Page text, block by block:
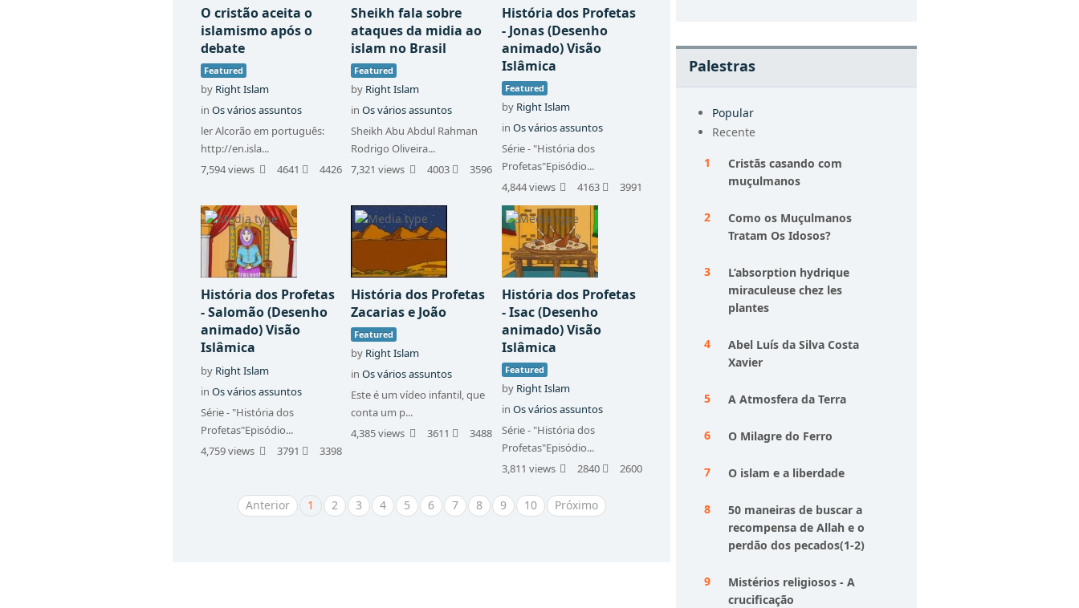
O cristão aceita o
islamismo após o
debate
Featured
by Right Islam
inOs vários assuntos
ler Alcorão em português:
http://en.isla...
4641
4426
7,594 views
Sheikh fala sobre
ataques da midia ao
islam no Brasil
Featured
by Right Islam
inOs vários assuntos
Sheikh Abu Abdul Rahman
Rodrigo Oliveira...
4003
3596
7,321 views
História dos Profetas
- Jonas (Desenho
animado) Visão
Islâmica
Featured
by Right Islam
in Os vários assuntos
Série - "História dos
Profetas"Episódio...
4163
3991
4,844 views
História dos Profetas
- Salomão (Desenho
animado) Visão
Islâmica
by Right Islam
inOs vários assuntos
Série - "História dos
Profetas"Episódio...
3791
3398
4,759 views
História dos Profetas
Zacarias e João
Featured
by Right Islam
inOs vários assuntos
Este é um vídeo infantil, que
conta um p...
3611
3488
4,385 views
História dos Profetas
- Isac (Desenho
animado) Visão
Islâmica
Featured
by Right Islam
in Os vários assuntos
Série - "História dos
Profetas"Episódio...
2840
2600
3,811 views
Anterior 1 2 3 4 5 6 7 8 9 10 Próximo
Palestras
Popular
Recente
Cristãs casando com
muçulmanos
Como os Muçulmanos
Tratam Os Idosos?
L’absorption hydrique
miraculeuse chez les
plantes
Abel Luís da Silva Costa
Xavier
A Atmosfera da Terra
O Milagre do Ferro
O islam e a liberdade
50 maneiras de buscar a
recompensa de Allah e o
perdão dos pecados(1-2)
Mistérios religiosos - A
crucificação